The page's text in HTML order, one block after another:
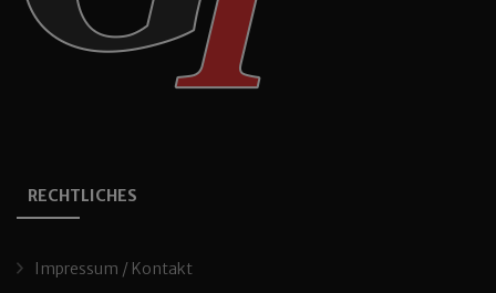
RECHTLICHES
Impressum / Kontakt